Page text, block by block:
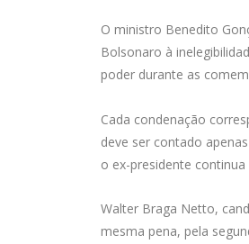
O ministro Benedito
Bolsonaro à
poder durante as
Cada condenação
deve ser contado
o ex-presidente
Walter Braga Netto,
mesma pena, pela